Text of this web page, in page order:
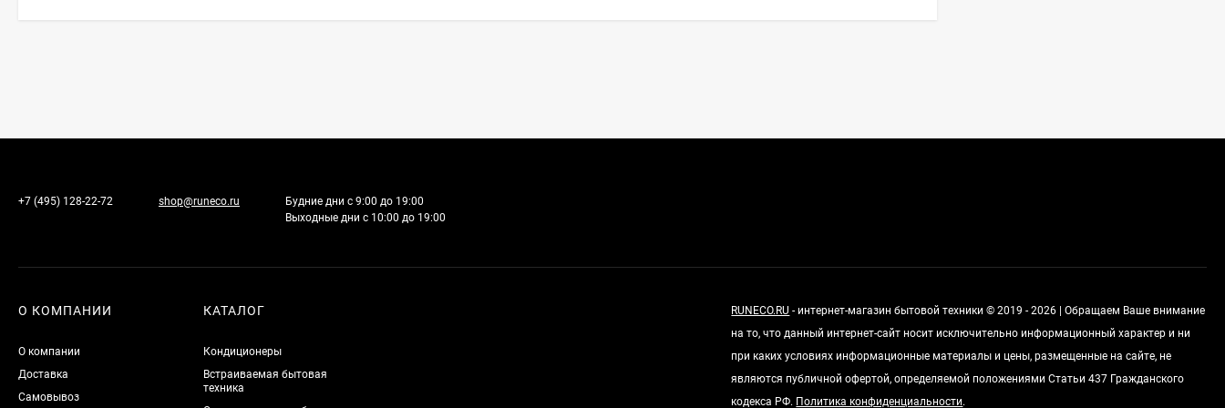
варочная панель
MAUNFELD EVI.594.FL2-
Цена по
запросу
+7 (495) 128-22-72 shop@runeco.ru
Будние дни с 9:00 до 19:00
Выходные дни с 10:00 до 19:00
О КОМПАНИИ
О компании
Доставка
Самовывоз
КАТАЛОГ
Кондиционеры
Встраиваемая бытовая
техника
RUNECO.RU - интернет-магазин бытовой техники © 2019 - 2026 | Обращаем Ваше внимание
на то, что данный интернет-сайт носит исключительно информационный характер и ни
при каких условиях информационные материалы и цены, размещенные на сайте, не
являются публичной офертой, определяемой положениями Статьи 437 Гражданского
кодекса РФ. Политика конфиденциальности.